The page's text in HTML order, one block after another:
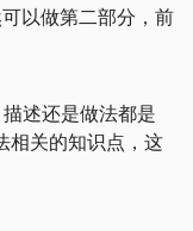
以做第二部分，前
述还是做法都是
相关的知识点，这